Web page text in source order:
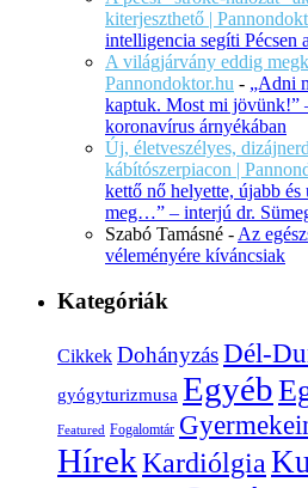
kiterjeszthető |
intelligencia segíti Pécsen
A világjárvány eddig
Pannondoktor.hu - „Adni
kaptuk. Most mi jövünk!”
koronavírus árnyékában
Új, életveszélyes,
kábítószerpiacon |
kettő nő helyette, újabb
meg…” – interjú dr.
Szabó Tamásné - Az
véleményére kíváncsiak
Kategóriák
Cikkek DohányzásDél-
gyógyturizmusa Egyéb
Featured Fogalomtár
HírekKardiólgia